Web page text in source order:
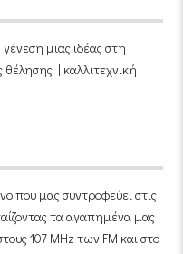
μιας ιδέας στη
| καλλιτεχνική
που μας συντροφεύει στις
τα αγαπημένα μας
107 MHz των FM και στο